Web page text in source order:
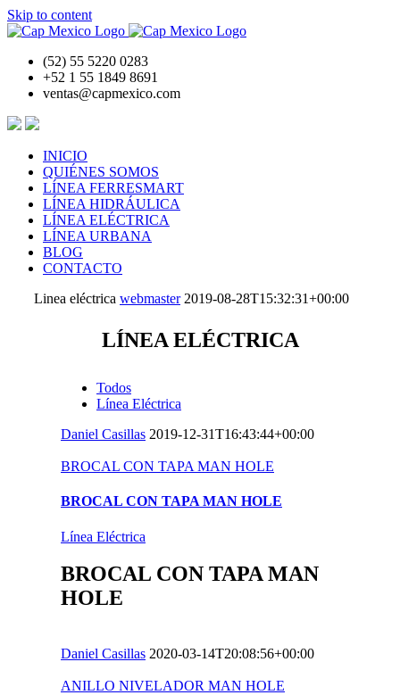
Skip to content
(52) 55 5220 0283
+52 1 55 1849 8691
ventas@capmexico.com
INICIO
QUIÉNES SOMOS
LÍNEA FERRESMART
LÍNEA HIDRÁULICA
LÍNEA ELÉCTRICA
LÍNEA URBANA
BLOG
CONTACTO
Linea eléctrica webmaster 2019-08-28T15:32:31+00:00
LÍNEA ELÉCTRICA
Todos
Línea Eléctrica
Daniel Casillas 2019-12-31T16:43:44+00:00
BROCAL CON TAPA MAN HOLE
BROCAL CON TAPA MAN HOLE
Línea Eléctrica
BROCAL CON TAPA MAN
HOLE
Daniel Casillas 2020-03-14T20:08:56+00:00
ANILLO NIVELADOR MAN HOLE